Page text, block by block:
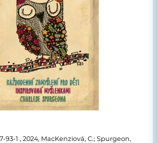
93-1 , 2024, MacKenziová, C.; Spurgeon,